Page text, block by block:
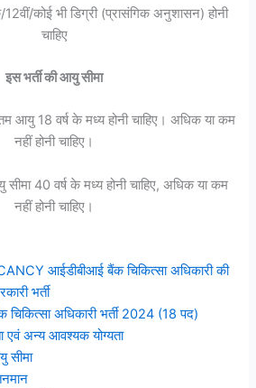
12वीं/कोई भी डिग्री (प्रासंगिक अनुशासन) होनी
चाहिए
इस भर्ती की आयु सीमा
आयु 18 वर्ष के मध्य होनी चाहिए। अधिक या कम
नहीं होनी चाहिए।
40 वर्ष के मध्य होनी चाहिए, अधिक या कम
नहीं होनी चाहिए।
आईडीबीआई बैंक चिकित्सा अधिकारी की
भर्ती
अधिकारी भर्ती 2024 (18 पद)
एवं अन्य आवश्यक योग्यता
सीमा